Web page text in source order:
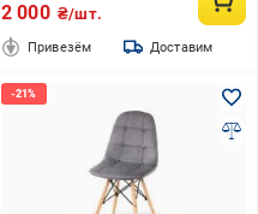
2 000 ₴/шт.
Привезём Доставим